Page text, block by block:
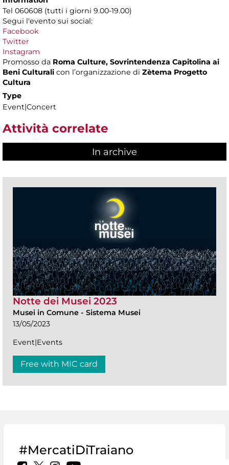
Tel 060608 (tutti i giorni 9.00-19.00)
Segui l'evento sui social:
Facebook
Twitter
Instagram
Promosso da Roma Culture, Sovrintendenza Capitolina ai
Beni Culturali con l’organizzazione di Zètema Progetto
Cultura
Type
Event|Concert
Attività correlate
In archive
Notte dei Musei 2023
Musei in Comune - Sistema Musei
13/05/2023
Event|Events
Free with MIC card
#MercatiDiTraiano